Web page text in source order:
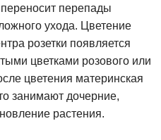
переносит перепады
ухода. Цветение
розетки появляется
цветками розового или
цветения материнская
занимают дочерние,
растения.